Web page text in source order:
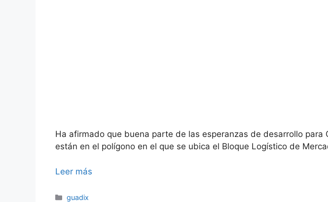
Ha afirmado que buena parte de las esperanzas de desarrollo para
están en el polígono en el que se ubica el Bloque Logístico de
Leer más
Categorías
guadix